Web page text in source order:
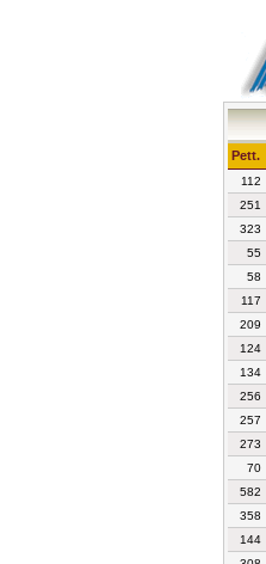
Pett.
112
251
323
55
58
117
209
124
134
256
257
273
70
582
358
144